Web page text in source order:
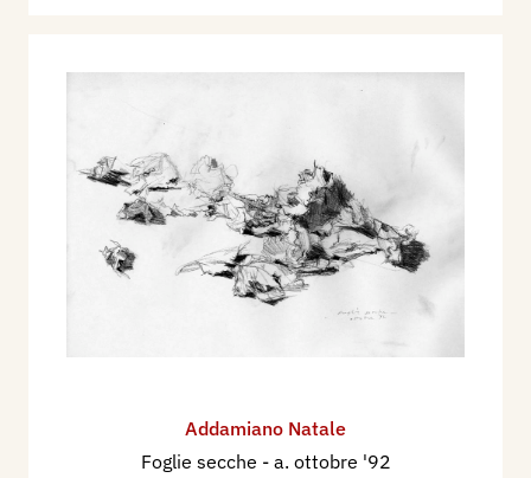
Addamiano Natale
Foglie secche - a. ottobre '92